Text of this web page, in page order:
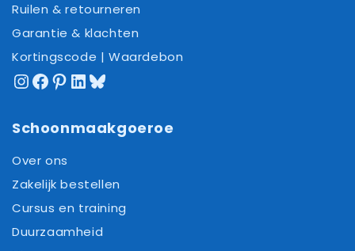
Ruilen & retourneren
Garantie & klachten
Kortingscode | Waardebon
Instagram
Facebook
Pinterest
LinkedIn
Bluesky
Schoonmaakgoeroe
Over ons
Zakelijk bestellen
Cursus en training
Duurzaamheid